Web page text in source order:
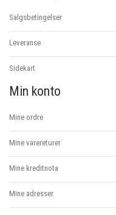
Salgsbetingelser
Leveranse
Sidekart
Min konto
Mine ordre
Mine varereturer
Mine kreditnota
Mine adresser